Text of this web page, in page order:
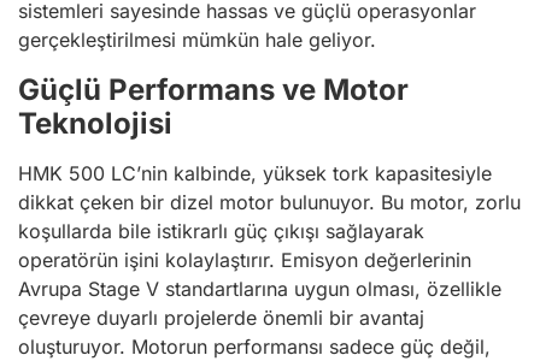
sistemleri sayesinde hassas ve güçlü operasyonlar
gerçekleştirilmesi mümkün hale geliyor.
Güçlü Performans ve Motor
Teknolojisi
HMK 500 LC’nin kalbinde, yüksek tork kapasitesiyle
dikkat çeken bir dizel motor bulunuyor. Bu motor, zorlu
koşullarda bile istikrarlı güç çıkışı sağlayarak
operatörün işini kolaylaştırır. Emisyon değerlerinin
Avrupa Stage V standartlarına uygun olması, özellikle
çevreye duyarlı projelerde önemli bir avantaj
oluşturuyor. Motorun performansı sadece güç değil,